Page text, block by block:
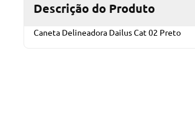
Descrição do Produto
Caneta Delineadora Dailus Cat 02 Preto